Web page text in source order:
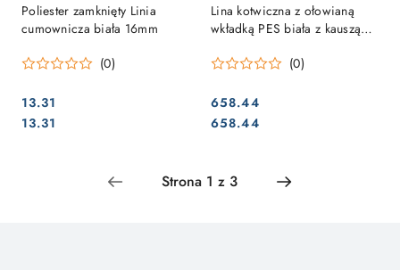
Poliester zamknięty Linia
cumownicza biała 16mm
(0)
Cena:
13.31
Cena:
13.31
Lina kotwiczna z ołowianą
wkładką PES biała z kauszą
(0)
Cena:
658.44
Cena:
658.44